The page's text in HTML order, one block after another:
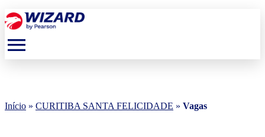
menu
Início » CURITIBA SANTA FELICIDADE » Vagas